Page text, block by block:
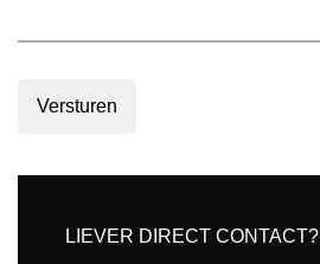
Versturen
LIEVER DIRECT CONTACT?